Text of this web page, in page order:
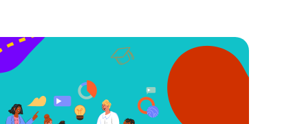
TERMINALE TECHNO
PRO
PHILOSOPHIE